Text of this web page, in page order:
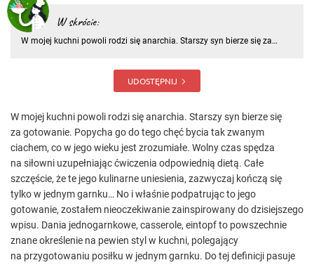
W skrócie:
W mojej kuchni powoli rodzi się anarchia. Starszy syn bierze się za
UDOSTĘPNIJ
W mojej kuchni powoli rodzi się anarchia. Starszy syn bierze się
za gotowanie. Popycha go do tego chęć bycia tak zwanym
ciachem, co w jego wieku jest zrozumiałe. Wolny czas spędza
na siłowni uzupełniając ćwiczenia odpowiednią dietą. Całe
szczęście, że te jego kulinarne uniesienia, zazwyczaj kończą się
tylko w jednym garnku… No i właśnie podpatrując to jego
gotowanie, zostałem nieoczekiwanie zainspirowany do dzisiejszego
wpisu. Dania jednogarnkowe, casserole, eintopf to powszechnie
znane określenie na pewien styl w kuchni, polegający
na przygotowaniu posiłku w jednym garnku. Do tej definicji pasuje